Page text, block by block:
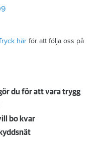
här för att följa oss på
du för att vara trygg
bo kvar